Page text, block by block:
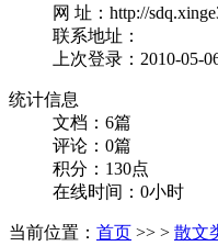
网 址：http://
联系地址：
上次登录：2010-05-
统计信息
文档：6篇
评论：0篇
积分：130点
在线时间：0小时
当前位置： 首页 >> > 散文